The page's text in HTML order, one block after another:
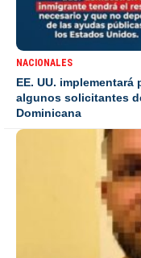
NACIONALES
EE. UU.
algunos solicitantes
Dominicana